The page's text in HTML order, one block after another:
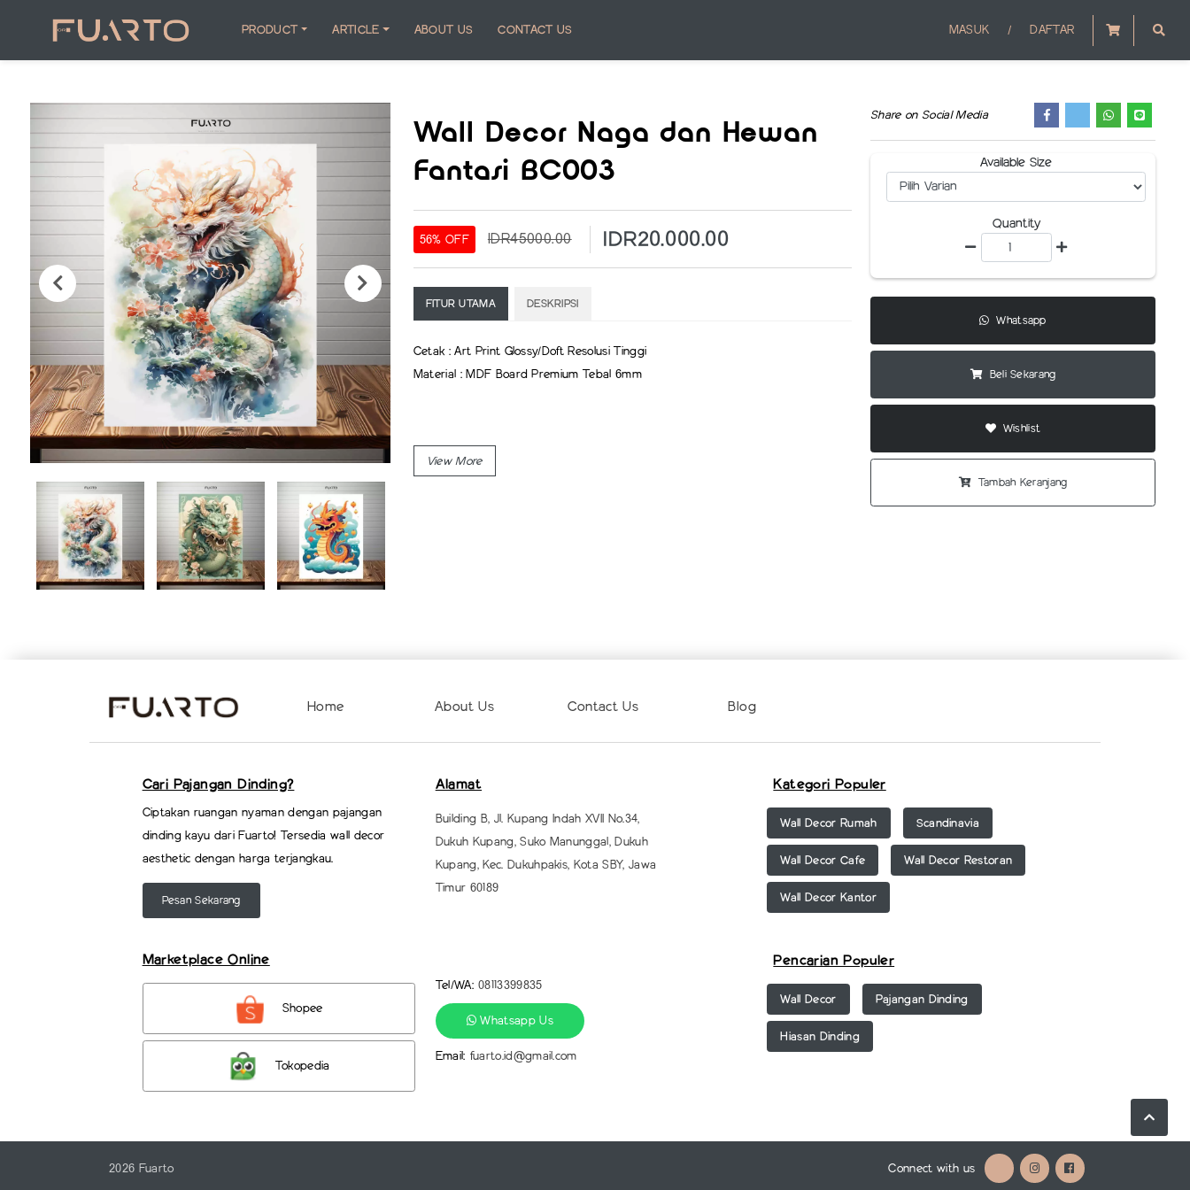
PRODUCT ARTICLE ABOUT US CONTACT US MASUK / DAFTAR
Wall Decor Naga dan Hewan
Fantasi BC003
56% OFF IDR45000.00 IDR20.000.00
FITUR UTAMA DESKRIPSI
Cetak : Art Print Glossy/Doft Resolusi Tinggi
Material : MDF Board Premium Tebal 6mm
Share on Social Media
Available Size
Quantity
Whatsapp
Beli Sekarang
Wishlist
Tambah Keranjang
Home About Us Contact Us Blog
Cari Pajangan Dinding?
Ciptakan ruangan nyaman dengan pajangan
dinding kayu dari Fuarto! Tersedia wall decor
aesthetic dengan harga terjangkau.
Pesan Sekarang
Marketplace Online
Shopee
Tokopedia
Alamat
Building B, Jl. Kupang Indah XVII No.34,
Dukuh Kupang, Suko Manunggal, Dukuh
Kupang, Kec. Dukuhpakis, Kota SBY, Jawa
Timur 60189
Tel/WA: 08113399835
Whatsapp Us
Email: fuarto.id@gmail.com
Kategori Populer
Wall Decor Rumah Scandinavia
Wall Decor Cafe Wall Decor Restoran
Wall Decor Kantor
Pencarian Populer
Wall Decor Pajangan Dinding
Hiasan Dinding
2026 Fuarto Connect with us